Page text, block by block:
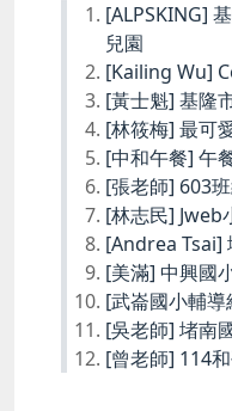
[ALPSKING]
兒園
[Kailing Wu]
[黃士魁] 基隆
[林筱梅] 最可
[中和午餐] 午
[張老師] 603
[林志民] Jweb
[Andrea Tsai]
[美滿] 中興國
[武崙國小輔
[吳老師] 堵南
[曾老師] 114